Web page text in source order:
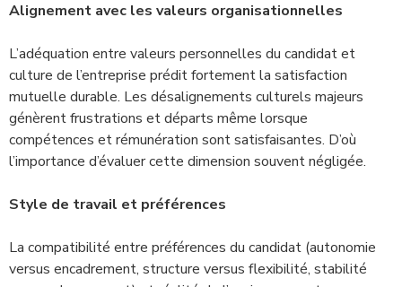
Alignement avec les valeurs organisationnelles
L’adéquation entre valeurs personnelles du candidat et
culture de l’entreprise prédit fortement la satisfaction
mutuelle durable. Les désalignements culturels majeurs
génèrent frustrations et départs même lorsque
compétences et rémunération sont satisfaisantes. D’où
l’importance d’évaluer cette dimension souvent négligée.
Style de travail et préférences
La compatibilité entre préférences du candidat (autonomie
versus encadrement, structure versus flexibilité, stabilité